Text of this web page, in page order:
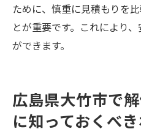
ために、慎重に見積もりを
とが重要です。これにより
ができます。
広島県大竹市で
に知っておくべ